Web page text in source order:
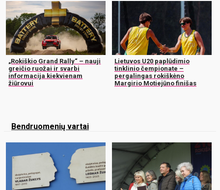
„Rokiškio Grand Rally“ – nauji
greičio ruožai ir svarbi
informacija kiekvienam
žiūrovui
Lietuvos U20 paplūdimio
tinklinio čempionate –
pergalingas rokiškėno
Margirio Motiejūno finišas
Bendruomenių vartai